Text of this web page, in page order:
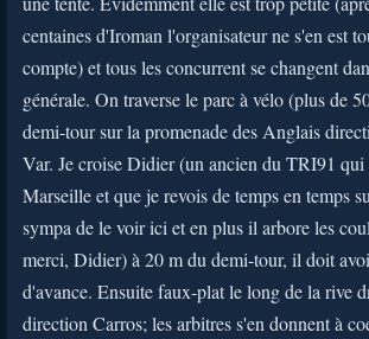
centaines d'Iroman l'organisateur ne s'en est
compte) et tous les concurrent se changent
générale. On traverse le parc à vélo (plus de
demi-tour sur la promenade des Anglais
Var. Je croise Didier (un ancien du TRI91 qui
Marseille et que je revois de temps en temps
sympa de le voir ici et en plus il arbore les
merci, Didier) à 20 m du demi-tour, il doit
d'avance. Ensuite faux-plat le long de la rive
direction Carros; les arbitres s'en donnent à